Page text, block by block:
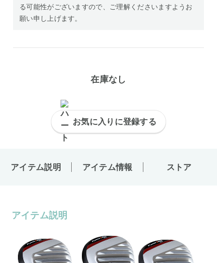
る可能性がございますので、ご理解くださいますようお
願い申し上げます。
在庫なし
お気に入りに登録する
アイテム説明 アイテム情報 ストア
アイテム説明